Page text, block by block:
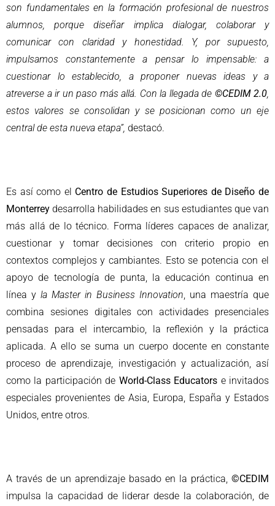
son fundamentales en la formación profesional de nuestros
alumnos, porque diseñar implica dialogar, colaborar y
comunicar con claridad y honestidad. Y, por supuesto,
impulsamos constantemente a pensar lo impensable: a
cuestionar lo establecido, a proponer nuevas ideas y a
atreverse a ir un paso más allá. Con la llegada de ©CEDIM 2.0
estos valores se consolidan y se posicionan como un eje
central de esta nueva etapa”, destacó.
Es así como el Centro de Estudios Superiores de Diseño de
Monterrey desarrolla habilidades en sus estudiantes que van
más allá de lo técnico. Forma líderes capaces de analizar,
cuestionar y tomar decisiones con criterio propio en
contextos complejos y cambiantes. Esto se potencia con el
apoyo de tecnología de punta, la educación continua en
línea y la Master in Business Innovation , una maestría que
combina sesiones digitales con actividades presenciales
pensadas para el intercambio, la reflexión y la práctica
aplicada. A ello se suma un cuerpo docente en constante
proceso de aprendizaje, investigación y actualización, así
como la participación de World-Class Educators e invitados
especiales provenientes de Asia, Europa, España y Estados
Unidos, entre otros.
A través de un aprendizaje basado en la práctica, ©CEDIM
impulsa la capacidad de liderar desde la colaboración, de